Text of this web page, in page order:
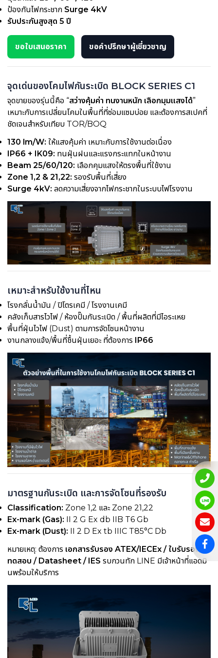
ป้องกันไฟกระชาก Surge 4kV
รับประกันสูงสุด 5 ปี
ขอใบเสนอราคา ขอคำปรึกษาผู้เชี่ยวชาญ
จุดเด่นของโคมไฟกันระเบิด BLOCK SERIES C1
จุดขายของรุ่นนี้คือ “สว่างคุ้มค่า ทนงานหนัก เลือกมุมแสงได้”
เหมาะกับการเปลี่ยนโคมในพื้นที่ที่ซ่อมแซมบ่อย และต้องการสเปคที่
ชัดเจนสำหรับเทียบ TOR/BOQ
130 lm/W: ให้แสงคุ้มค่า เหมาะกับการใช้งานต่อเนื่อง
IP66 + IK09: ทนฝุ่นฝนและแรงกระแทกในหน้างาน
Beam 25/60/120: เลือกคุมแสงให้ตรงพื้นที่ใช้งาน
Zone 1,2 & 21,22: รองรับพื้นที่เสี่ยง
Surge 4kV: ลดความเสี่ยงจากไฟกระชากในระบบไฟโรงงาน
เหมาะสำหรับใช้งานที่ไหน
โรงกลั่นน้ำมัน / ปิโตรเคมี / โรงงานเคมี
คลังเก็บสารไวไฟ / ห้องปั๊มกันระเบิด / พื้นที่ผลิตที่มีไอระเหย
พื้นที่ฝุ่นไวไฟ (Dust) ตามการจัดโซนหน้างาน
งานกลางแจ้ง/พื้นที่ชื้นฝุ่นเยอะ ที่ต้องการ
IP66
มาตรฐานกันระเบิด และการจัดโซนที่รองรับ
Classification: Zone 1,2 และ Zone 21,22
Ex-mark (Gas): II 2 G Ex db IIB T6 Gb
Ex-mark (Dust): II 2 D Ex tb IIIC T85°C Db
หมายเหตุ: ต้องการ เอกสารรับรอง ATEX/IECEx / ใบรับรอง
ทดสอบ / Datasheet / IES รบกวนทัก LINE มีเจ้าหน้าที่แอดมิ
นพร้อมให้บริการ